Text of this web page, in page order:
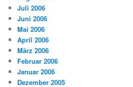
Juli 2006
Juni 2006
Mai 2006
April 2006
März 2006
Februar 2006
Januar 2006
Dezember 2005